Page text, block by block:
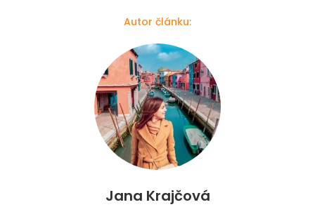
Autor článku:
Jana Krajčová